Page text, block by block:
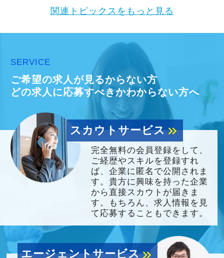
関連トピックスをもっと見る
SERVICE
ご希望の求人が見るからない方
どの求人に応募すべきかわからない方へ
スカウトサービスkeyboard_double_arrow_right
完全無料の会員登録をして、
ご経歴やスキルを登録すれ
ば、企業に匿名で公開されま
す。貴方に興味を持った企業
から直接スカウトが届きま
す。もちろん、求人情報を見
て応募することもできます。
エージェントサービスkeyboard_double_arrow_right